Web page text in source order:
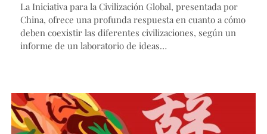
La Iniciativa para la Civilización Global, presentada por
China, ofrece una profunda respuesta en cuanto a cómo
deben coexistir las diferentes civilizaciones, según un
informe de un laboratorio de ideas…